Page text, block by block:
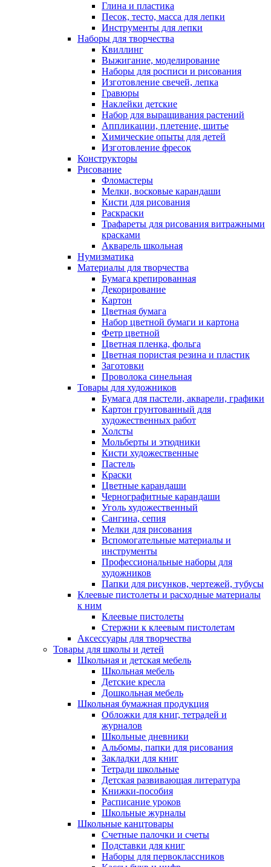
Глина и пластика
Песок, тесто, масса для лепки
Инструменты для лепки
Наборы для творчества
Квиллинг
Выжигание, моделирование
Наборы для росписи и рисования
Изготовление свечей, лепка
Гравюры
Наклейки детские
Набор для выращивания растений
Аппликации, плетение, шитье
Химические опыты для детей
Изготовление фресок
Конструкторы
Рисование
Фломастеры
Мелки, восковые карандаши
Кисти для рисования
Раскраски
Трафареты для рисования витражными
красками
Акварель школьная
Нумизматика
Материалы для творчества
Бумага крепированная
Декорирование
Картон
Цветная бумага
Набор цветной бумаги и картона
Фетр цветной
Цветная пленка, фольга
Цветная пористая резина и пластик
Заготовки
Проволока синельная
Товары для художников
Бумага для пастели, акварели, графики
Картон грунтованный для
художественных работ
Холсты
Мольберты и этюдники
Кисти художественные
Пастель
Краски
Цветные карандаши
Чернографитные карандаши
Уголь художественный
Сангина, сепия
Мелки для рисования
Вспомогательные материалы и
инструменты
Профессиональные наборы для
художников
Папки для рисунков, чертежей, тубусы
Клеевые пистолеты и расходные материалы
к ним
Клеевые пистолеты
Стержни к клеевым пистолетам
Аксессуары для творчества
Товары для школы и детей
Школьная и детская мебель
Школьная мебель
Детские кресла
Дошкольная мебель
Школьная бумажная продукция
Обложки для книг, тетрадей и
журналов
Школьные дневники
Альбомы, папки для рисования
Закладки для книг
Тетради школьные
Детская развивающая литература
Книжки-пособия
Расписание уроков
Школьные журналы
Школьные канцтовары
Счетные палочки и счеты
Подставки для книг
Наборы для первоклассников